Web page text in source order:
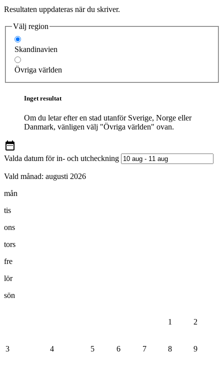
Resultaten uppdateras när du skriver.
Välj region
Skandinavien
Övriga världen
Inget resultat
Om du letar efter en stad utanför Sverige, Norge eller
Danmark, vänligen välj "Övriga världen" ovan.
Valda datum för in- och utcheckning
Vald månad: augusti 2026
mån
tis
ons
tors
fre
lör
sön
1 2
3 4 5 6 7 8 9